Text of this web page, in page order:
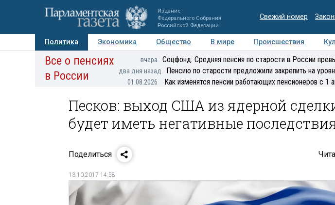
Издание
Федерального Собрания
Российской Федерации
Свежий номер
Политика Экономика Общество В мире Происшествия
Авторы Персоны Мнения Регионы Медиацентр Интервью
Все о пенсиях
в России
вчера Соцфонд: Средняя пенсия по старости в России
два дня назад Пенсию по старости предложили закрепить на
01.08.2026 Как изменятся пенсии работающих пенсионеров с 1
Песков: выход США из ядерной
будет иметь негативные
Поделиться
13.10.2017 14:58